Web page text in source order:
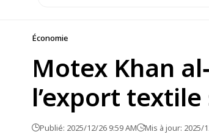
Économie
Motex Khan
l’export
Publié: 2025/12/26 9:59 AM Mis à jour: 2025/